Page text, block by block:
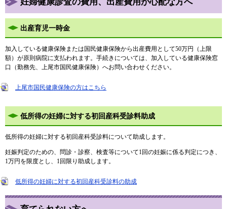
妊婦健康診査の費用、出産費用が心配な方へ
出産育児一時金
加入している健康保険または国民健康保険から出産費用として50万円（上限
額）が原則病院に支払われます。手続きについては、加入している健康保険窓
口（勤務先、上尾市国民健康保険）へお問い合わせください。
上尾市国民健康保険の方はこちら
低所得の妊婦に対する初回産科受診料助成
低所得の妊婦に対する初回産科受診料について助成します。
妊娠判定のための、問診・診察、検査等について1回の妊娠に係る判定につき、
1万円を限度とし、1回限り助成します。
低所得の妊婦に対する初回産科受診料の助成